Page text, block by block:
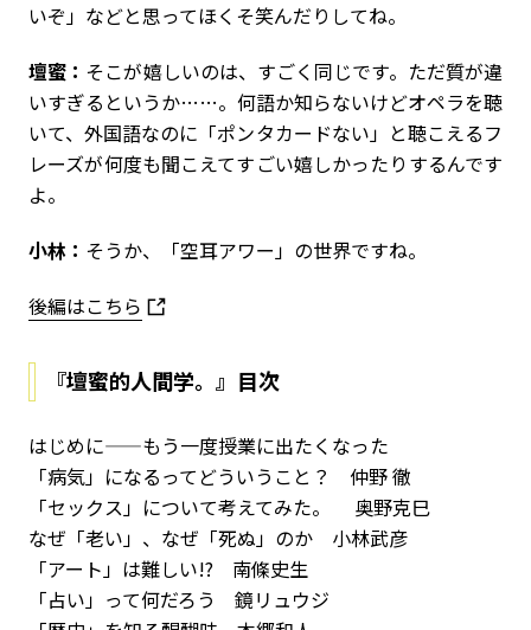
いぞ」などと思ってほくそ笑んだりしてね。
壇蜜： そこが嬉しいのは、すごく同じです。ただ質が違
いすぎるというか……。何語か知らないけどオペラを聴
いて、外国語なのに「ポンタカードない」と聴こえるフ
レーズが何度も聞こえてすごい嬉しかったりするんです
よ。
小林： そうか、「空耳アワー」の世界ですね。
後編はこちら
『壇蜜的人間学。』目次
はじめに——もう一度授業に出たくなった
「病気」になるってどういうこと？ 仲野 徹
「セックス」について考えてみた。 奥野克巳
なぜ「老い」、なぜ「死ぬ」のか 小林武彦
「アート」は難しい!? 南條史生
「占い」って何だろう 鏡リュウジ